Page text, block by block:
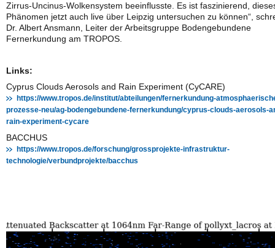
Zirrus-Uncinus-Wolkensystem beeinflusste. Es ist faszinierend,
Phänomen jetzt auch live über Leipzig untersuchen zu können“,
Dr. Albert Ansmann, Leiter der Arbeitsgruppe Bodengebundene
Fernerkundung am TROPOS.
Links:
Cyprus Clouds Aerosols and Rain Experiment (CyCARE)
https://www.tropos.de/institut/abteilungen/fernerkundung-
prozesse-neu/ag-bodengebundene-fernerkundung/cyprus-clouds-aerosols-
rain-experiment-cycare
BACCHUS
https://www.tropos.de/forschung/grossprojekte-infrastruktur-
technologie/verbundprojekte/bacchus